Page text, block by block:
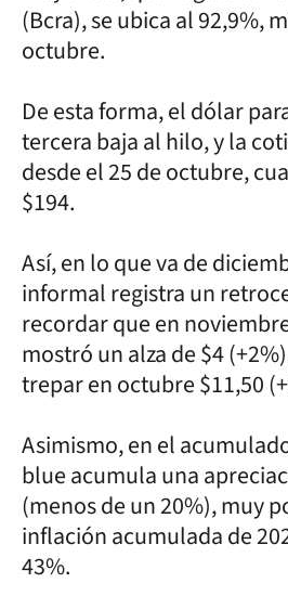
(Bcra), se ubica al 92,9%,
octubre.
De esta forma, el dólar
tercera baja al hilo, y la
desde el 25 de octubre,
$194.
Así, en lo que va de
informal registra un
recordar que en
mostró un alza de $4
trepar en octubre $11,50
Asimismo, en el
blue acumula una
(menos de un 20%), muy
inflación acumulada de
43%.